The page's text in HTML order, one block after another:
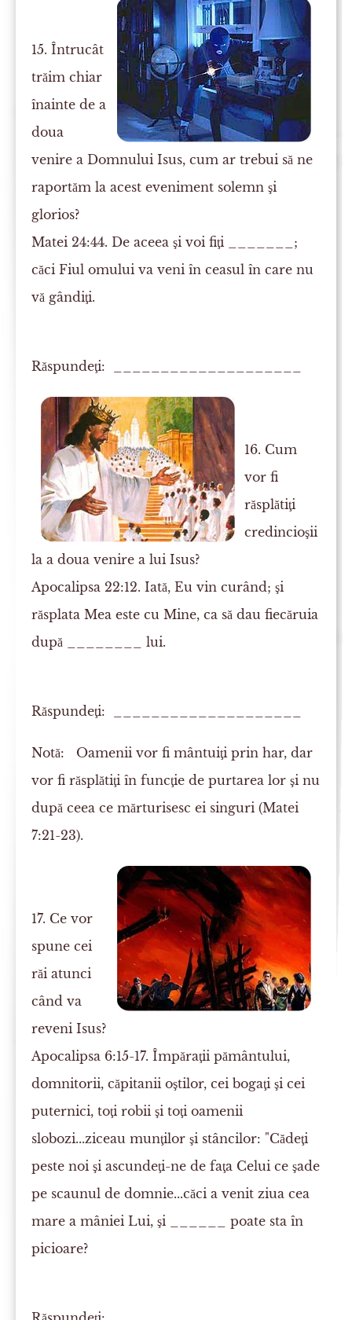
15. Întrucât
trăim chiar
înainte de a
doua
venire a Domnului Isus, cum ar trebui să ne
raportăm la acest eveniment solemn şi
glorios?
Matei 24:44. De aceea şi voifiţi_______;
căci Fiul omului va veni în ceasul în care nu
vă gândiţi.
Răspundeţi: ____________________
16. Cum
vor fi
răsplătiţi
credincioşii
la a doua venire a lui Isus?
Apocalipsa 22:12. Iată, Eu vin curând; şi
răsplata Mea este cu Mine, ca să dau fiecăruia
după ________ lui.
Răspundeţi: ____________________
Notă: Oamenii vor fi mântuiţi prin har, dar
vor fi răsplătiţi în funcţie de purtarea lor şi nu
după ceea ce mărturisesc ei singuri (Matei
7:21-23).
17. Ce vor
spune cei
răi atunci
când va
reveni Isus?
Apocalipsa 6:15-17. Împăraţii pământului,
domnitorii, căpitanii oştilor, cei bogaţi şi cei
puternici, toţi robii şi toţi oamenii
slobozi...ziceau munţilor şi stâncilor: "Cădeţi
peste noi şi ascundeţi-ne de faţa Celui ce şade
pe scaunul de domnie...căci a venit ziua cea
mare a mâniei Lui, şi ______poate sta în
picioare?